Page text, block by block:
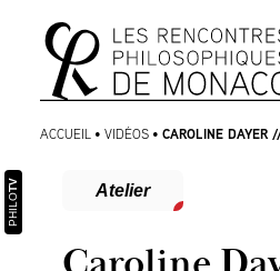
Aller
au
menu
Aller au
contenu
ACCUEIL • VIDÉOS • CAROLINE DAYER
Atelier
PHILO
TV